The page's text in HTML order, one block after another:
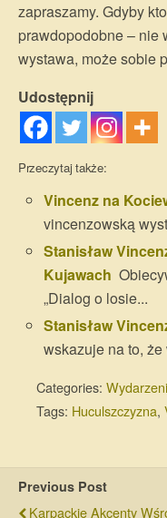
zapraszamy. Gdyby
prawdopodobne – nie
wystawa, może sobie
Udostępnij
Przeczytaj także:
Vincenz na
vincenzowską
Stanisław
Kujawach
„Dialog o losie...
Stanisław
wskazuje na to,
Categories:
Tags: Huculszczyzna,
Previous Post
Karpackie Akcenty